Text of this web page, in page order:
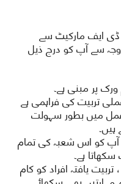
ایف مارکیٹ سے
وجہ سے آپ کو درج ذیل
ورک پر مبنی ہے۔
تربیت کی فراہمی ہے
میں بطور سہولت
کو اس شعبہ کی تمام
ہے۔
یافتہ افراد کو کام